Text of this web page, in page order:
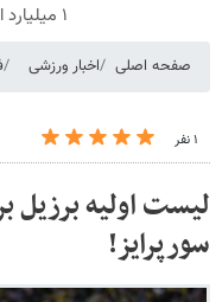
۱ میلیارد اعتبار خرید طلا | بدون ضامن و چک
صفحه اصلی اخبار ورزشی
۱ نفر
لیست اولیه برزیل
سورپرایز!